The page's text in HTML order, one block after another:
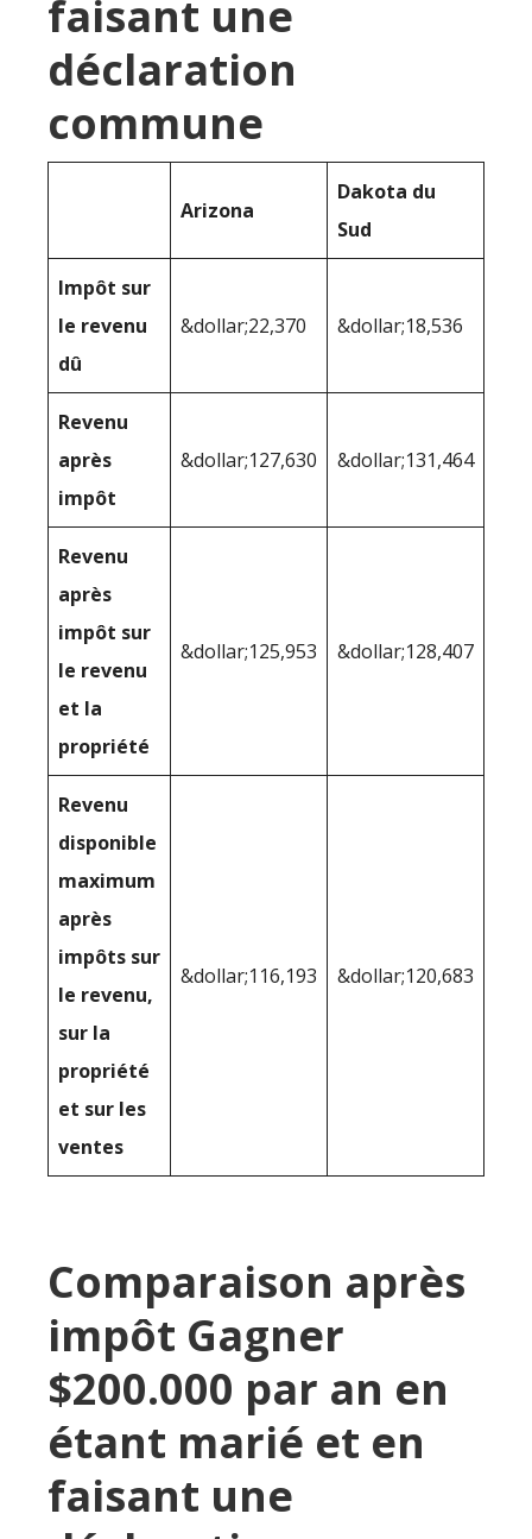
faisant une
déclaration
commune
Arizona
Dakota du
Sud
Impôt sur
le revenu
dû
&dollar;22,370 &dollar;18,536
Revenu
après
impôt
&dollar;127,630 &dollar;131,464
Revenu
après
impôt sur
le revenu
et la
propriété
&dollar;125,953 &dollar;128,407
Revenu
disponible
maximum
après
impôts sur
le revenu,
sur la
propriété
et sur les
ventes
&dollar;116,193 &dollar;120,683
Comparaison après
impôt Gagner
$200.000 par an en
étant marié et en
faisant une